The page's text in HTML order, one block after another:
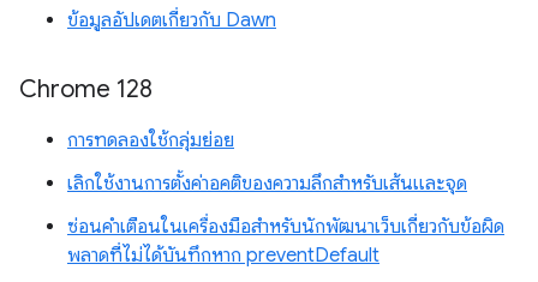
ข้อมูลอัปเดตเกี่ยวกับ Dawn
Chrome 128
การทดลองใช้กลุ่มย่อย
เลิกใช้งานการตั้งค่าอคติของความลึกสำหรับเส้นและจุด
ซ่อนคำเตือนในเครื่องมือสำหรับนักพัฒนาเว็บเกี่ยวกับข้อผิด
พลาดที่ไม่ได้บันทึกหาก preventDefault